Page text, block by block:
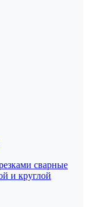
сварные
и круглой